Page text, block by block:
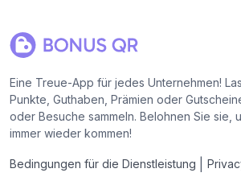
Eine Treue-App für jedes Unternehmen!
Punkte, Guthaben, Prämien oder
oder Besuche sammeln. Belohnen Sie sie,
immer wieder kommen!
Bedingungen für die Dienstleistung